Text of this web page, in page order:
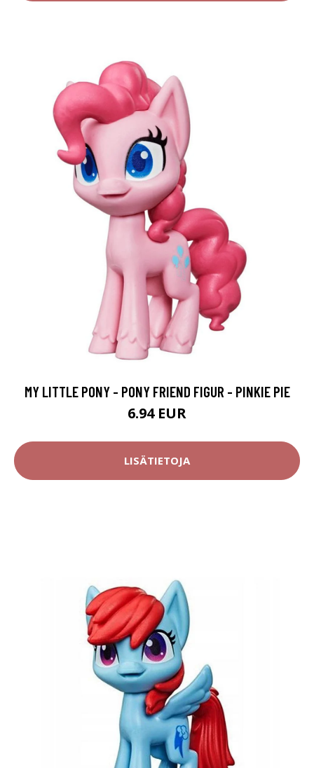
MY LITTLE PONY - PONY FRIEND FIGUR - PINKIE PIE
6.94 EUR
LISÄTIETOJA